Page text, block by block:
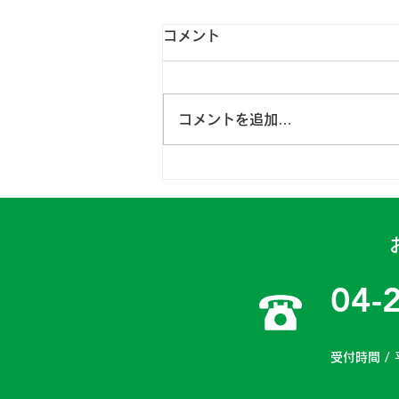
コメント
コメントを追加…
04-
受付時間